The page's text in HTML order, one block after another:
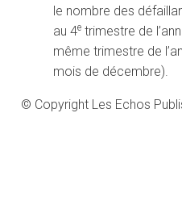
le nombre des
au 4e trimestre de
même trimestre de
mois de décembre).
© Copyright Les Echos